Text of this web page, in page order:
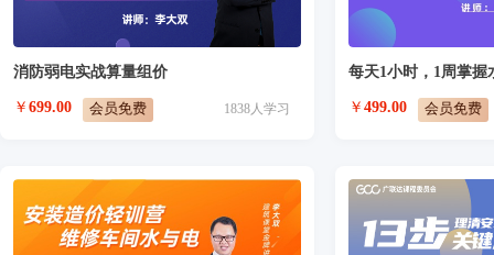
消防弱电实战算量组价
￥ 699.00 会员免费 1838人学习 ￥ 499.00 会员免费